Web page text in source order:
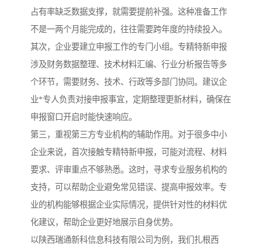
占有率缺乏数据支撑，就需要提前补强。这种准备工作
不是一两个月能完成的，往往需要跨年度的持续投入。
其次，企业要建立申报工作的专门小组。专精特新申报
涉及财务数据整理、技术材料汇编、行业分析报告等多
个环节，需要财务、技术、行政等多部门协同。建议企
业*专人负责对接申报事宜，定期整理更新材料，确保在
申报窗口开启时能快速响应。
第三，重视第三方专业机构的辅助作用。对于很多中小
企业来说，首次接触专精特新申报，可能对流程、材料
要求、评审重点不够熟悉。这时，寻求专业服务机构的
支持，可以帮助企业避免常见错误、提高申报效率。专
业的机构能够根据企业实际情况，提供针对性的材料优
化建议，帮助企业更好地展示自身优势。
以陕西瑞通新科信息科技有限公司为例，我们扎根西